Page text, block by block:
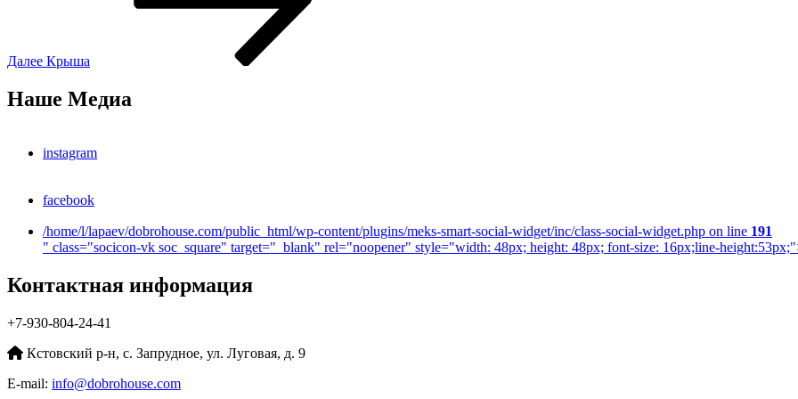
Далее Крыша
Наше Медиа
instagram
facebook
/home/l/lapaev/dobrohouse.com/public_html/wp-content/plugins/meks-smart-social-widget/inc/class-social-widget.php on line 191
" class="socicon-vk soc_square" target="_blank" rel="noopener" style="width: 48px; height: 48px; font-size: 16px;line-
Контактная информация
+7-930-804-24-41
Кстовский р-н, с. Запрудное, ул. Луговая, д. 9
E-mail: info@dobrohouse.com